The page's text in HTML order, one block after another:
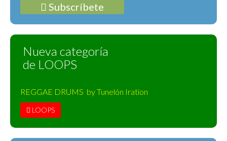
Subscríbete
Nueva categoría
de LOOPS
REGGAE DRUMS by Tunelón Iration
LOOPS